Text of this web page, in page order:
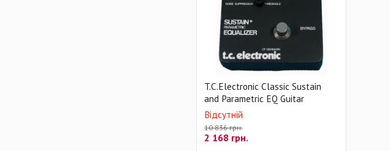
T.C.Electronic Classic Sustain
and Parametric EQ Guitar
Відсутній
10 836 грн.
2 168 грн.